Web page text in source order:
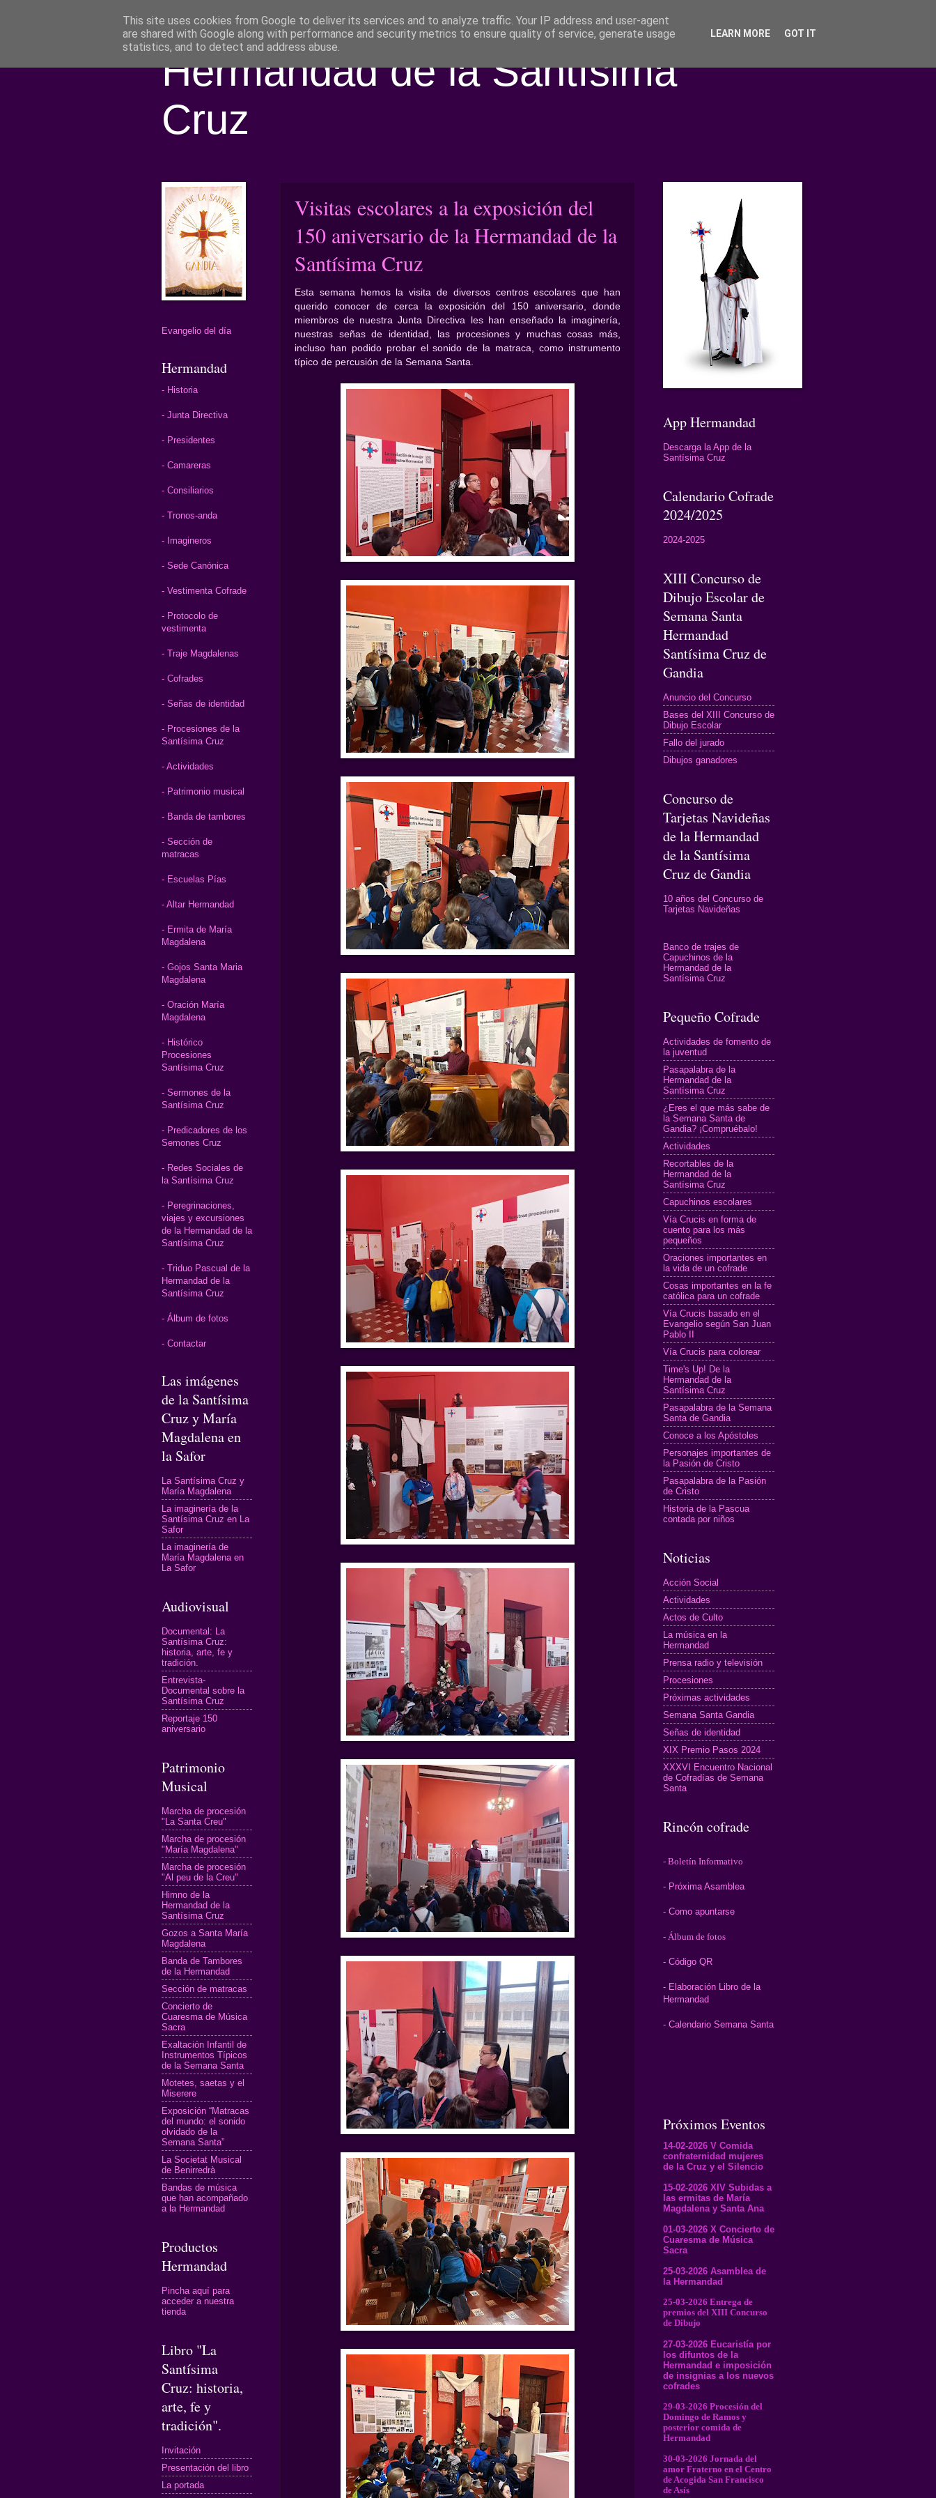
Hermandad de la Santísima
Cruz
Visitas escolares a la exposición del
150 aniversario de la Hermandad de la
Santísima Cruz
Esta semana hemos la visita de diversos centros escolares que han
querido conocer de cerca la exposición del 150 aniversario, donde
miembros de nuestra Junta Directiva les han enseñado la imaginería,
nuestras señas de identidad, las procesiones y muchas cosas más,
incluso han podido probar el sonido de la matraca, como instrumento
típico de percusión de la Semana Santa.
Evangelio del día
Hermandad
- Historia
- Junta Directiva
- Presidentes
- Camareras
- Consiliarios
- Tronos-anda
- Imagineros
- Sede Canónica
- Vestimenta Cofrade
- Protocolo de
vestimenta
- Traje Magdalenas
- Cofrades
- Señas de identidad
- Procesiones de la
Santísima Cruz
- Actividades
- Patrimonio musical
- Banda de tambores
- Sección de
matracas
- Escuelas Pías
- Altar Hermandad
- Ermita de María
Magdalena
- Gojos Santa Maria
Magdalena
- Oración María
Magdalena
- Histórico
Procesiones
Santísima Cruz
- Sermones de la
Santísima Cruz
- Predicadores de los
Semones Cruz
- Redes Sociales de
la Santísima Cruz
- Peregrinaciones,
viajes y excursiones
de la Hermandad de la
Santísima Cruz
- Triduo Pascual de la
Hermandad de la
Santísima Cruz
- Álbum de fotos
- Contactar
Las imágenes
de la Santísima
Cruz y María
Magdalena en
la Safor
La Santísima Cruz y
María Magdalena
La imaginería de la
Santísima Cruz en La
Safor
La imaginería de
María Magdalena en
La Safor
Audiovisual
Documental: La
Santísima Cruz:
historia, arte, fe y
tradición.
Entrevista-
Documental sobre la
Santísima Cruz
Reportaje 150
aniversario
Patrimonio
Musical
Marcha de procesión
"La Santa Creu"
Marcha de procesión
"María Magdalena"
Marcha de procesión
"Al peu de la Creu"
Himno de la
Hermandad de la
Santísima Cruz
Gozos a Santa María
Magdalena
Banda de Tambores
de la Hermandad
Sección de matracas
Concierto de
Cuaresma de Música
Sacra
Exaltación Infantil de
Instrumentos Típicos
de la Semana Santa
Motetes, saetas y el
Miserere
Exposición “Matracas
del mundo: el sonido
olvidado de la
Semana Santa”
La Societat Musical
de Benirredrà
Bandas de música
que han acompañado
a la Hermandad
Productos
Hermandad
Pincha aquí para
acceder a nuestra
tienda
Libro "La
Santísima
Cruz: historia,
arte, fe y
tradición".
Invitación
Presentación del libro
La portada
App Hermandad
Descarga la App de la
Santísima Cruz
Calendario Cofrade
2024/2025
2024-2025
XIII Concurso de
Dibujo Escolar de
Semana Santa
Hermandad
Santísima Cruz de
Gandia
Anuncio del Concurso
Bases del XIII Concurso de
Dibujo Escolar
Fallo del jurado
Dibujos ganadores
Concurso de
Tarjetas Navideñas
de la Hermandad
de la Santísima
Cruz de Gandia
10 años del Concurso de
Tarjetas Navideñas
Banco de trajes de
Capuchinos de la
Hermandad de la
Santísima Cruz
Pequeño Cofrade
Actividades de fomento de
la juventud
Pasapalabra de la
Hermandad de la
Santísima Cruz
¿Eres el que más sabe de
la Semana Santa de
Gandia? ¡Compruébalo!
Actividades
Recortables de la
Hermandad de la
Santísima Cruz
Capuchinos escolares
Vía Crucis en forma de
cuento para los más
pequeños
Oraciones importantes en
la vida de un cofrade
Cosas importantes en la fe
católica para un cofrade
Vía Crucis basado en el
Evangelio según San Juan
Pablo II
Vía Crucis para colorear
Time's Up! De la
Hermandad de la
Santísima Cruz
Pasapalabra de la Semana
Santa de Gandia
Conoce a los Apóstoles
Personajes importantes de
la Pasión de Cristo
Pasapalabra de la Pasión
de Cristo
Historia de la Pascua
contada por niños
Noticias
Acción Social
Actividades
Actos de Culto
La música en la
Hermandad
Prensa radio y televisión
Procesiones
Próximas actividades
Semana Santa Gandia
Señas de identidad
XIX Premio Pasos 2024
XXXVI Encuentro Nacional
de Cofradías de Semana
Santa
Rincón cofrade
- Boletín Informativo
- Próxima Asamblea
- Como apuntarse
- Álbum de fotos
- Código QR
- Elaboración Libro de la
Hermandad
- Calendario Semana Santa
Próximos Eventos
14-02-2026 V Comida
confraternidad mujeres
de la Cruz y el Silencio
15-02-2026 XIV Subidas a
las ermitas de María
Magdalena y Santa Ana
01-03-2026 X Concierto de
Cuaresma de Música
Sacra
25-03-2026 Asamblea de
la Hermandad
25-03-2026 Entrega de
premios del XIII Concurso
de Dibujo
27-03-2026 Eucaristía por
los difuntos de la
Hermandad e imposición
de insignias a los nuevos
cofrades
29-03-2026 Procesión del
Domingo de Ramos y
posterior comida de
Hermandad
30-03-2026 Jornada del
amor Fraterno en el Centro
de Acogida San Francisco
de Asís
This site uses cookies from Google to deliver its services and to analyze traffic. Your IP address and user-agent
are shared with Google along with performance and security metrics to ensure quality of service, generate usage
statistics, and to detect and address abuse.
LEARN MORE GOT IT